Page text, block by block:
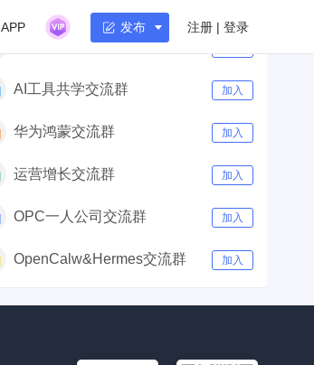
APP 发布 注册 | 登录
AI产品经理交流群
AI工具共学交流群 加入
华为鸿蒙交流群 加入
运营增长交流群 加入
OPC一人公司交流群 加入
OpenCalw&Hermes交流群 加入